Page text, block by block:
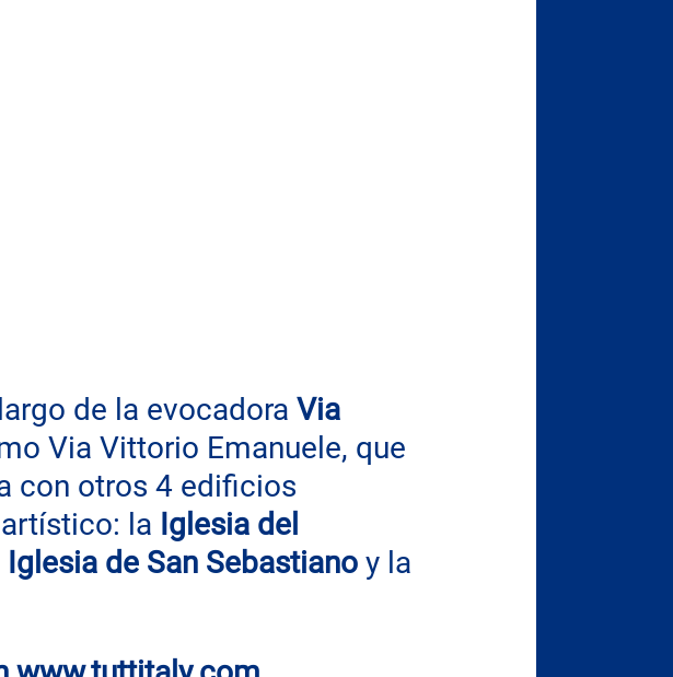
de la evocadora Via
Via Vittorio Emanuele, que
con otros 4 edificios
la Iglesia del
Iglesia de San Sebastiano y la